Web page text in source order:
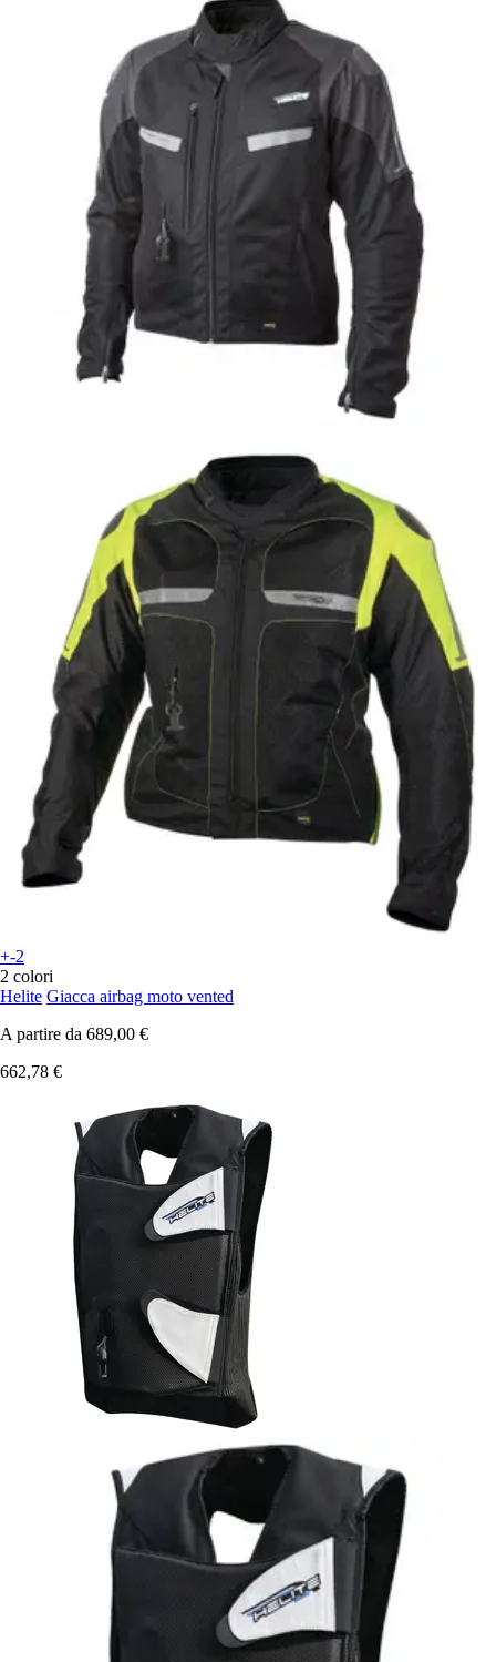
+-2
2 colori
Helite Giacca airbag moto vented
A partire da 689,00 €
662,78 €